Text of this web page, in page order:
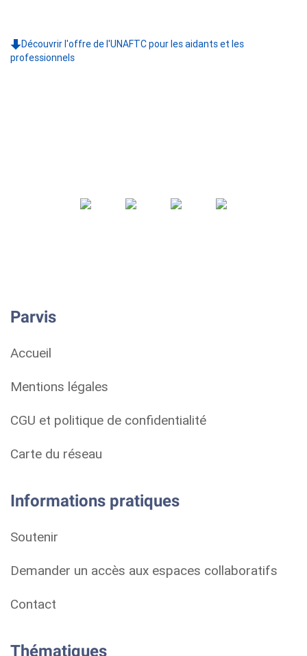
Découvrir l'offre de l'UNAFTC pour les aidants et les
professionnels
Parvis
Accueil
Mentions légales
CGU et politique de confidentialité
Carte du réseau
Informations pratiques
Soutenir
Demander un accès aux espaces collaboratifs
Contact
Thématiques